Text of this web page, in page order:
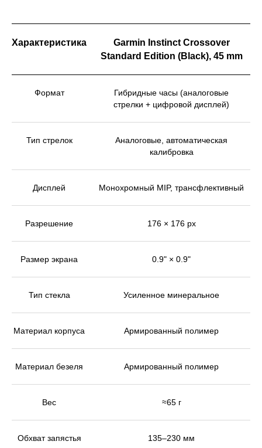
Характеристика
Garmin Instinct Crossover
Standard Edition (Black), 45 mm
Формат
Гибридные часы (аналоговые
стрелки + цифровой дисплей)
Тип стрелок
Аналоговые, автоматическая
калибровка
Дисплей Монохромный MIP, трансфлективный
Разрешение 176 × 176 px
Размер экрана 0.9" × 0.9"
Тип стекла Усиленное минеральное
Материал корпуса Армированный полимер
Материал безеля Армированный полимер
Вес ≈65 г
Обхват запястья 135–230 мм